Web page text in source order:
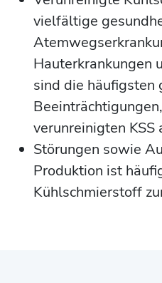
vielfältige
Hauterkrankungen
sind die häufigsten
verunreinigten KSS
Störungen sowie
Produktion ist
Kühlschmierstoff